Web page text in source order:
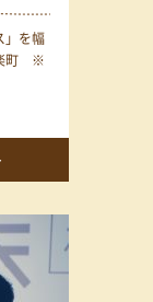
」を幅
楽町 ※